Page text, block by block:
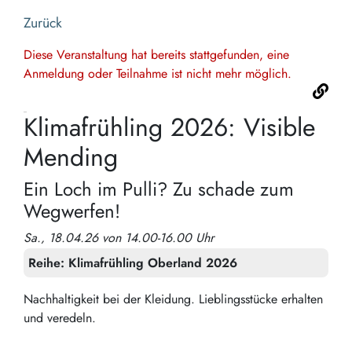
Zurück
Diese Veranstaltung hat bereits stattgefunden, eine
Anmeldung oder Teilnahme ist nicht mehr möglich.
Klimafrühling 2026: Visible
Mending
Ein Loch im Pulli? Zu schade zum
Wegwerfen!
Sa., 18.04.26 von 14.00-16.00 Uhr
Reihe: Klimafrühling Oberland 2026
Nachhaltigkeit bei der Kleidung. Lieblingsstücke erhalten
und veredeln.